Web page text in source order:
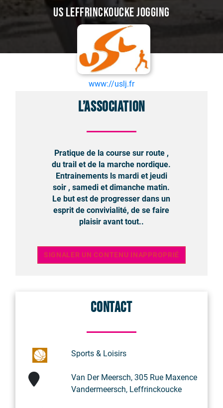
US Leffrinckoucke Jogging
www://uslj.fr
L’association
Pratique de la course sur route ,
du trail et de la marche nordique.
Entrainements ls mardi et jeudi
soir , samedi et dimanche matin.
Le but est de progresser dans un
esprit de convivialité, de se faire
plaisir avant tout..
SIGNALER UN CONTENU INAPPROPRIÉ
Contact
Sports & Loisirs
Van Der Meersch, 305 Rue Maxence
Vandermeersch, Leffrinckoucke